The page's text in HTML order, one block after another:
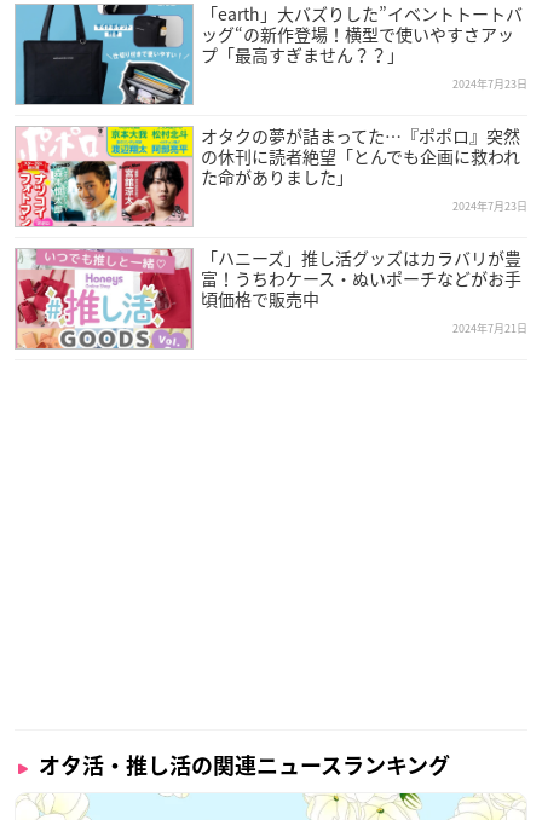
「earth」大バズりした”イベントトートバ
ッグ“の新作登場！横型で使いやすさアッ
プ「最高すぎません？？」
2024年7月23日
オタクの夢が詰まってた…『ポポロ』突然
の休刊に読者絶望「とんでも企画に救われ
た命がありました」
2024年7月23日
「ハニーズ」推し活グッズはカラバリが豊
富！うちわケース・ぬいポーチなどがお手
頃価格で販売中
2024年7月21日
オタ活・推し活の関連ニュースランキング